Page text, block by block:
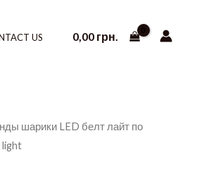
US 0,00 грн.
шарики LED белт лайт по
light